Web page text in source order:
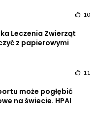
10
Leczenia Zwierząt
z papierowymi
11
może pogłębić
na świecie. HPAI